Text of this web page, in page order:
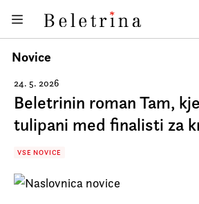
Beletrina
Knjige
Avtorji
Novice
Dogodki
Podkasti
Novice
24. 5. 2026
Beletrinin roman Tam,
tulipani med finalisti za
VSE NOVICE